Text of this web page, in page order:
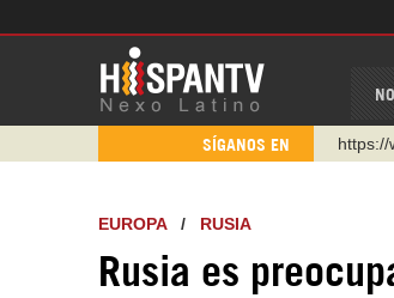
SÍGANOS EN
https://
https://
EUROPA/ RUSIA
Rusia es